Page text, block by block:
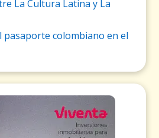
La Cultura Latina y La
pasaporte colombiano en el